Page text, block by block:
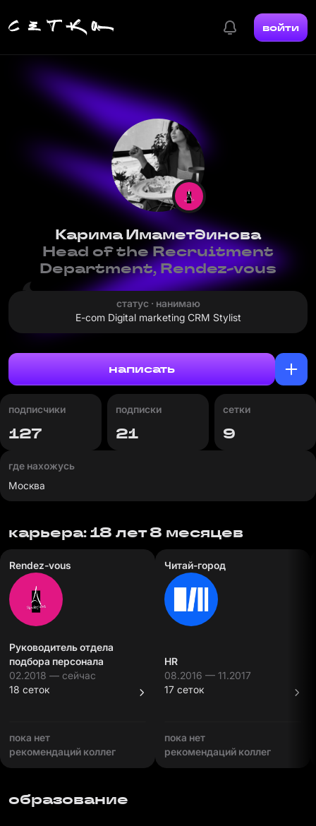
войти
Карима Имаметдинова
Head of the Recruitment
Department, Rendez-vous
статус · нанимаю
E-com Digital marketing CRM Stylist
написать
подписчики
127
подписки
21
сетки
9
где нахожусь
Москва
карьера: 18 лет 8 месяцев
Rendez-vous
Руководитель отдела
подбора персонала
02.2018 — сейчас
18 сеток
пока нет
рекомендаций коллег
Читай-город
HR
08.2016 — 11.2017
17 сеток
пока нет
рекомендаций коллег
образование